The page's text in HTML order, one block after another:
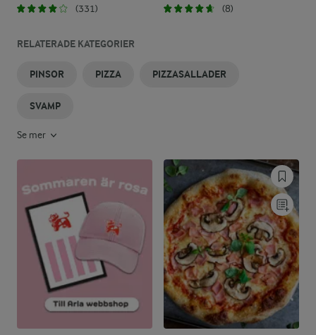
(331) (8)
RELATERADE KATEGORIER
PINSOR PIZZA PIZZASALLADER
SVAMP
Se mer